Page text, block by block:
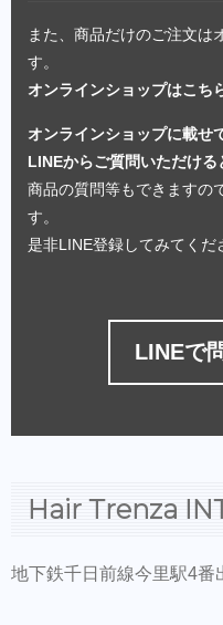
また、商品だけのご注文は
す。
オンラインショップはこち
オンラインショップに載せ
LINEからご質問いただける
商品の質問等もできますの
す。
是非LINE登録してみてくだ
LINEで
Hair Trenza
地下鉄千日前線今里駅4番